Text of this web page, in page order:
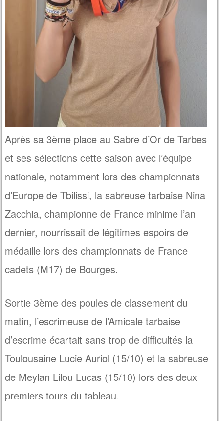
Après sa 3ème place au Sabre d’Or de Tarbes
et ses sélections cette saison avec l’équipe
nationale, notamment lors des championnats
d’Europe de Tbilissi, la sabreuse tarbaise Nina
Zacchia, championne de France minime l’an
dernier, nourrissait de légitimes espoirs de
médaille lors des championnats de France
cadets (M17) de Bourges.
Sortie 3ème des poules de classement du
matin, l’escrimeuse de l’Amicale tarbaise
d’escrime écartait sans trop de difficultés la
Toulousaine Lucie Auriol (15/10) et la sabreuse
de Meylan Lilou Lucas (15/10) lors des deux
premiers tours du tableau.